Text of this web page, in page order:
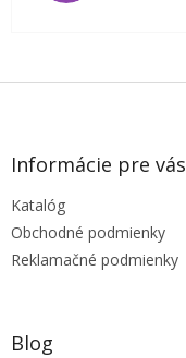
Z
Informácie pre vás
Katalóg
Obchodné podmienky
Reklamačné podmienky
Blog